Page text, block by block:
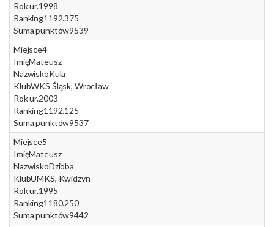
Rok ur.1998
Ranking1192.375
Suma punktów9539
Miejsce4
ImięMateusz
NazwiskoKula
KlubWKS Śląsk, Wrocław
Rok ur.2003
Ranking1192.125
Suma punktów9537
Miejsce5
ImięMateusz
NazwiskoDzioba
KlubUMKS, Kwidzyn
Rok ur.1995
Ranking1180.250
Suma punktów9442